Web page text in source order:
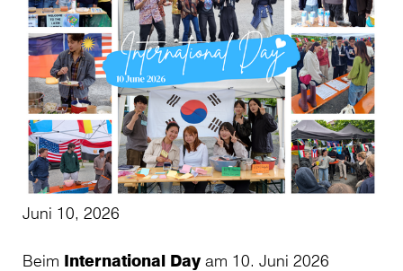
Juni 10, 2026
Beim International Day am 10. Juni 2026